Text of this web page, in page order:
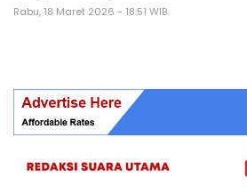
Rabu, 18 Maret 2026 - 18:51 WIB